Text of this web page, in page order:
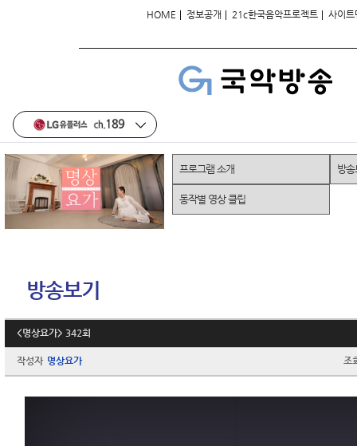
HOME | 정보공개 | 21c한국음악프로젝트 | 사이트
방송보기
<명상요가> 342회
작성자 명상요가 조
프로그램 소개 방
동작별 영상 클립